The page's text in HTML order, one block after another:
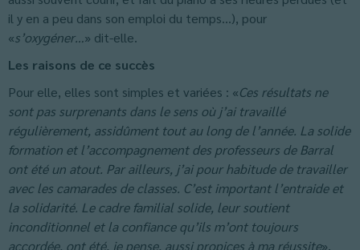
il y en a peu dans son emploi du temps…), pour
«s’oxygéner…» dit-elle.
Les raisons de ce succès
Pour elle, elles sont simples et variées : «Ces résultats ne
sont pas surprenants dans le sens où j’ai travaillé
régulièrement, assidûment tout au long de l’année. La solide
formation et l’accompagnement des professeurs de Barral
ont été un atout. Par ailleurs, j’ai pour habitude de travailler
avec les camarades de classes. C’est important l’entraide et
la solidarité. Le cadre familial solide, leur soutient
inconditionnel et la confiance qu’ils m’ont toujours
accordée, ont été, je pense, aussi propices à ma réussite»,